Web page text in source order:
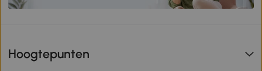
Hoogtepunten